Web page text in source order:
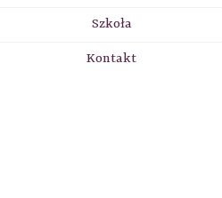
Szkoła
Kontakt